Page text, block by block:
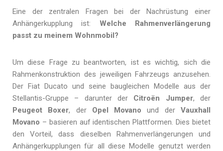
Eine der zentralen Fragen bei der Nachrüstung einer
Anhängerkupplung ist: Welche Rahmenverlängerung
passt zu meinem Wohnmobil?
Um diese Frage zu beantworten, ist es wichtig, sich die
Rahmenkonstruktion des jeweiligen Fahrzeugs anzusehen.
Der Fiat Ducato und seine baugleichen Modelle aus der
Stellantis-Gruppe – darunter der Citroën Jumper, der
Peugeot Boxer, der Opel Movano und derVauxhall
Movano – basieren auf identischen Plattformen. Dies bietet
den Vorteil, dass dieselben Rahmenverlängerungen und
Anhängerkupplungen für all diese Modelle genutzt werden